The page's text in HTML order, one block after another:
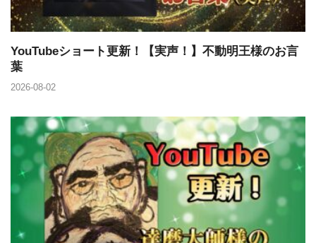
YouTubeショート更新！【実声！】不動明王様のお言
葉
2026-08-02